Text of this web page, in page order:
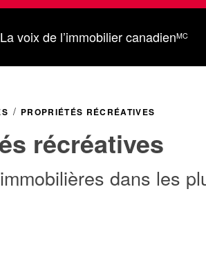
La voix de l’immobilier canadienMC
PROPRIÉTÉS RÉCRÉATIVES
récréatives
dans les